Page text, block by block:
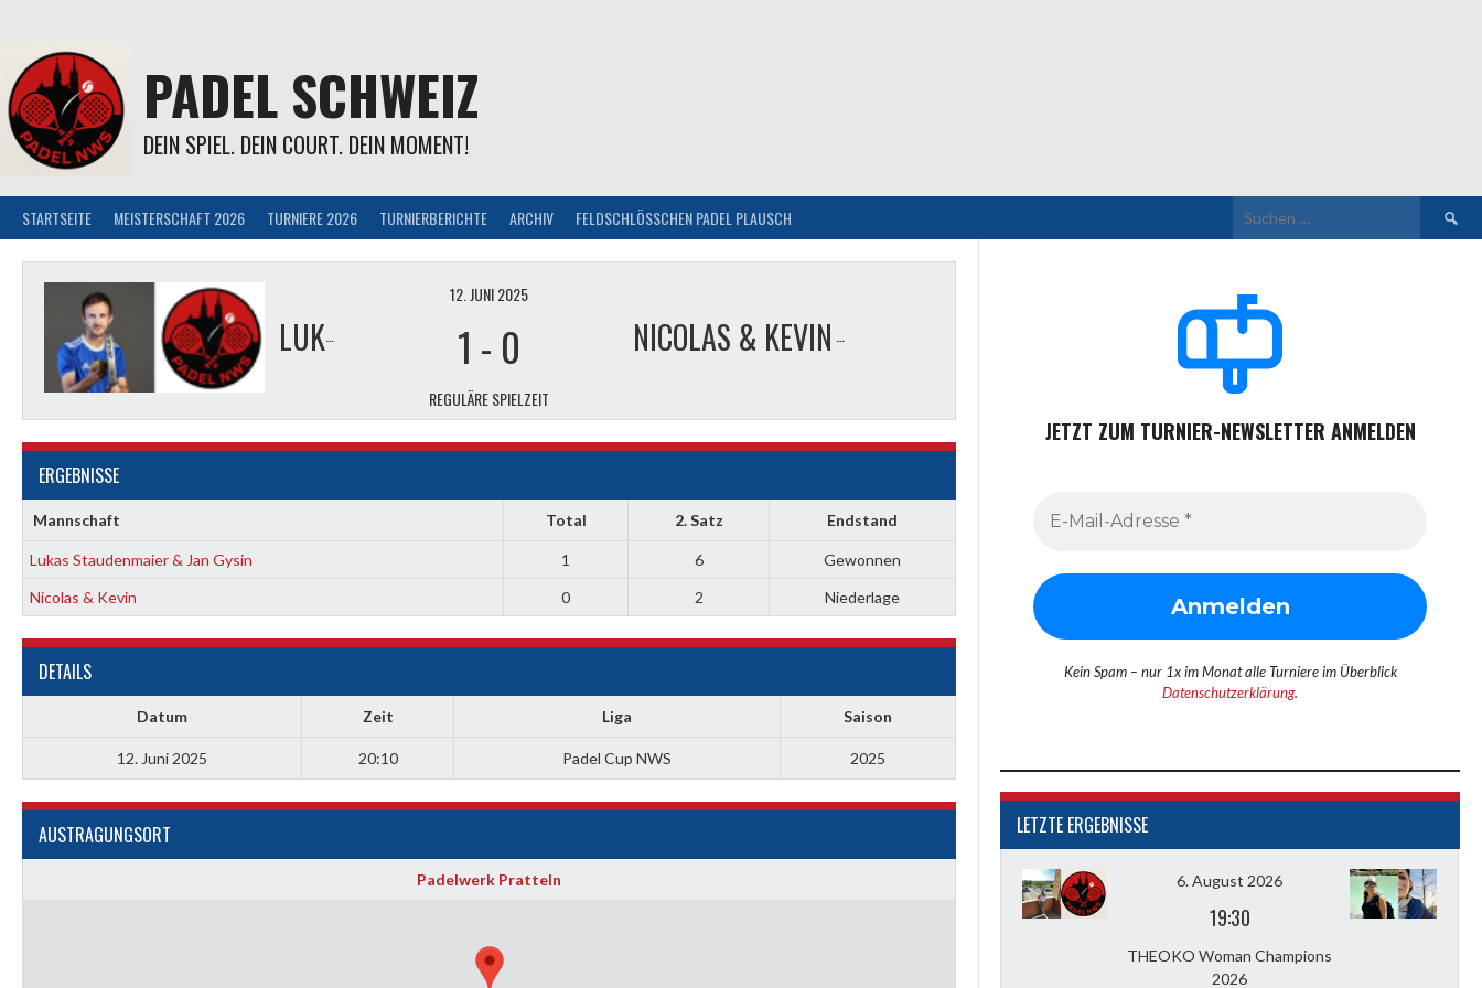
Inhalt
PADEL SCHWEIZ
DEIN SPIEL. DEIN COURT. DEIN MOMENT!
STARTSEITE MEISTERSCHAFT 2026 TURNIERE 2026 TURNIERBERICHTE ARCHIV FELDSCHLÖSSCHEN PADEL PLAUSCH
Suchen
nach:
LUKAS STAUDENMAIER & JAN GYSIN NICOLAS & KEVIN
12. JUNI 2025
1 - 0
REGULÄRE SPIELZEIT
ERGEBNISSE
Mannschaft Total 2. Satz Endstand
Lukas Staudenmaier & Jan Gysin 1 6
Gewonnen
Nicolas & Kevin
0 2 Niederlage
DETAILS
Datum Zeit Liga Saison
12. Juni 2025 20:10 Padel Cup NWS 2025
AUSTRAGUNGSORT
Padelwerk Pratteln
JETZT ZUM TURNIER-NEWSLETTER ANMELDEN
Kein Spam – nur 1x im Monat alle Turniere im Überblick
Datenschutzerklärung.
LETZTE ERGEBNISSE
6. August 2026
19:30
THEOKO Woman Champions
2026